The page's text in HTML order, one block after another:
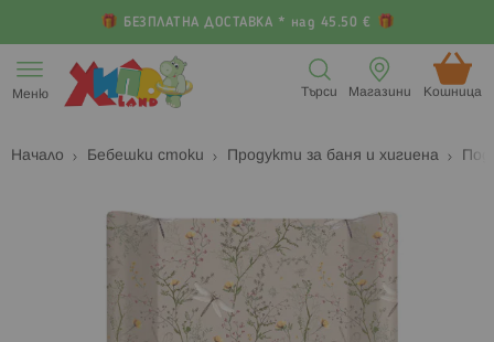
БЕЗПЛАТНА ДОСТАВКА * над 45.50 €
към
съдържанието
Меню Кошница (
Магазини
Търси
Начало Бебешки стоки Продукти за баня и хигиена
изображенията